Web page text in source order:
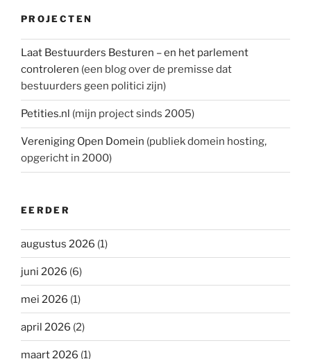
PROJECTEN
Laat Bestuurders Besturen – en het parlement
controleren (een blog over de premisse dat
bestuurders geen politici zijn)
Petities.nl (mijn project sinds 2005)
Vereniging Open Domein (publiek domein hosting,
opgericht in 2000)
EERDER
augustus 2026 (1)
juni 2026 (6)
mei 2026 (1)
april 2026 (2)
maart 2026 (1)